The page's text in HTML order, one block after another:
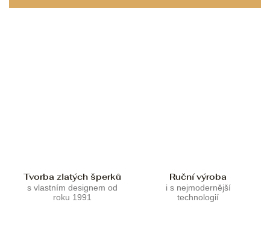
Tvorba zlatých šperků
s vlastním designem od
roku 1991
Ruční výroba
i s nejmodernější
technologií